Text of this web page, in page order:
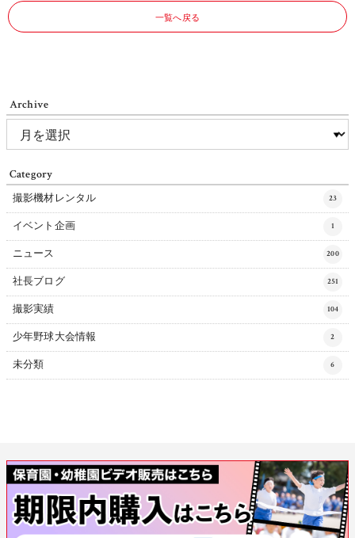
一覧へ戻る
Archive
Category
撮影機材レンタル 23
イベント企画 1
ニュース 200
社長ブログ 251
撮影実績 104
少年野球大会情報 2
未分類 6